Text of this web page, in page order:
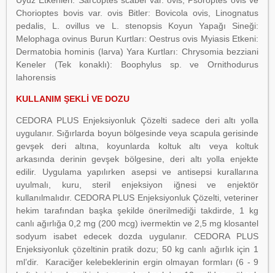
Chorioptes bovis var. ovis Bitler: Bovicola ovis, Linognatus
pedalis, L. ovillus ve L. stenopsis Koyun Yapağı Sineği:
Melophaga ovinus Burun Kurtları: Oestrus ovis Myiasis Etkeni:
Dermatobia hominis (larva) Yara Kurtları: Chrysomia bezziani
Keneler (Tek konaklı): Boophylus sp. ve Ornithodurus
lahorensis
KULLANIM ŞEKLİ VE DOZU
CEDORA PLUS Enjeksiyonluk Çözelti sadece deri altı yolla
uygulanır. Sığırlarda boyun bölgesinde veya scapula gerisinde
gevşek deri altına, koyunlarda koltuk altı veya koltuk
arkasında derinin gevşek bölgesine, deri altı yolla enjekte
edilir. Uygulama yapılırken asepsi ve antisepsi kurallarına
uyulmalı, kuru, steril enjeksiyon iğnesi ve enjektör
kullanılmalıdır. CEDORA PLUS Enjeksiyonluk Çözelti, veteriner
hekim tarafından başka şekilde önerilmediği takdirde, 1 kg
canlı ağırlığa 0,2 mg (200 mcg) ivermektin ve 2,5 mg klosantel
sodyum isabet edecek dozda uygulanır. CEDORA PLUS
Enjeksiyonluk çözeltinin pratik dozu; 50 kg canlı ağırlık için 1
ml’dir. Karaciğer kelebeklerinin ergin olmayan formları (6 - 9